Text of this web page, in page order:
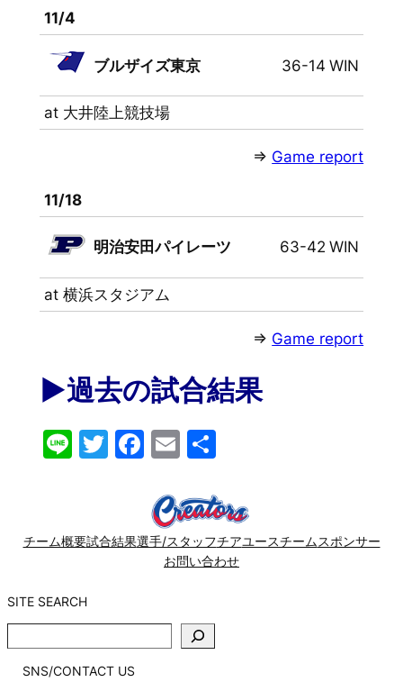
11/4
ブルザイズ東京 36-14 WIN
at 大井陸上競技場
⇒ Game report
11/18
明治安田パイレーツ 63-42 WIN
at 横浜スタジアム
⇒ Game report
▶︎過去の試合結果
LineTwitter
Facebook
Email
共
チーム概要試合結果選手/スタッフチアユースチームスポンサー
お問い合わせ
SITE SEARCH
SNS/CONTACT US